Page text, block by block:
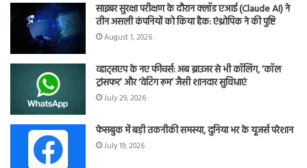
साइबर सुरक्षा परीक्षण के दौरान क्लॉड एआई (Claude AI) ने
तीन असली कंपनियों को किया हैक: एंथ्रोपिक ने की पुष्टि
August 1, 2026
व्हाट्सएप के नए फीचर्स: अब ब्राउजर से भी कॉलिंग, ‘कॉल
ट्रांसफर’ और ‘वेटिंग रूम’ जैसी शानदार सुविधाएं
July 29, 2026
फेसबुक में बड़ी तकनीकी समस्या, दुनिया भर के यूजर्स परेशान
July 19, 2026